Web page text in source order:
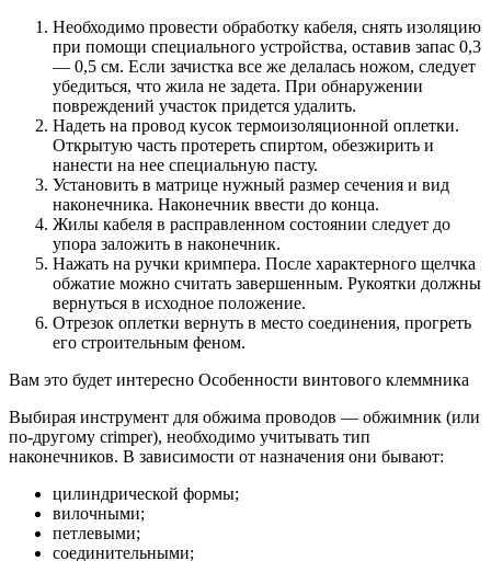
Необходимо провести обработку кабеля, снять изоляцию
при помощи специального устройства, оставив запас 0,3
— 0,5 см. Если зачистка все же делалась ножом, следует
убедиться, что жила не задета. При обнаружении
повреждений участок придется удалить.
Надеть на провод кусок термоизоляционной оплетки.
Открытую часть протереть спиртом, обезжирить и
нанести на нее специальную пасту.
Установить в матрице нужный размер сечения и вид
наконечника. Наконечник ввести до конца.
Жилы кабеля в расправленном состоянии следует до
упора заложить в наконечник.
Нажать на ручки кримпера. После характерного щелчка
обжатие можно считать завершенным. Рукоятки должны
вернуться в исходное положение.
Отрезок оплетки вернуть в место соединения, прогреть
его строительным феном.
Вам это будет интересно Особенности винтового клеммника
Выбирая инструмент для обжима проводов — обжимник (или
по-другому crimper), необходимо учитывать тип
наконечников. В зависимости от назначения они бывают:
цилиндрической формы;
вилочными;
петлевыми;
соединительными;